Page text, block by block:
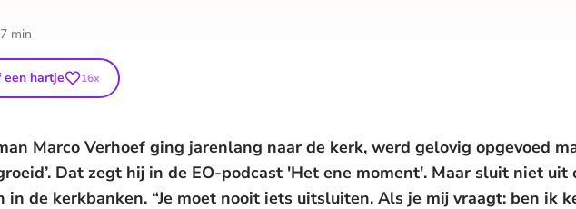
7 min
een hartje 16x
Marco Verhoef ging jarenlang naar de kerk, werd gelovig opgevoed
Dat zegt hij in de EO-podcast 'Het ene moment'. Maar sluit niet
in de kerkbanken. “Je moet nooit iets uitsluiten. Als je mij vraagt: ben ik